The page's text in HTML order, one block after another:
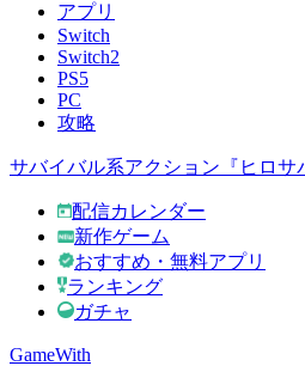
アプリ
Switch
Switch2
PS5
PC
攻略
サバイバル系アクション『ヒロサ
配信カレンダー
新作ゲーム
おすすめ・無料アプリ
ランキング
ガチャ
GameWith